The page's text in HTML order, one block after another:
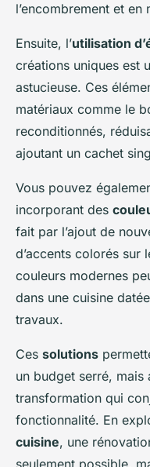
l’encombrement et en
Ensuite, l’utilisation
créations uniques est
astucieuse. Ces
matériaux comme le
reconditionnés,
ajoutant un cachet
Vous pouvez
incorporant des
fait par l’ajout de
d’accents colorés sur
couleurs modernes
dans une cuisine
travaux.
Ces solutions
un budget serré, mais
transformation qui
fonctionnalité. En
cuisine, une